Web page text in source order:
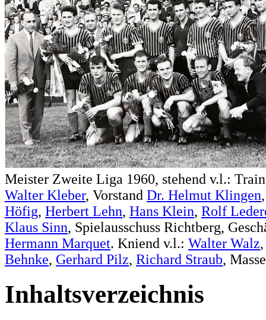
Meister Zweite Liga 1960, stehend v.l.:
Walter Kleber, Vorstand Dr. Helmut Klingen
Höfig, Herbert Lehn, Hans Klein, Rolf
Klaus Sinn, Spielausschuss Richtberg,
Hermann Marquet. Kniend v.l.: Walter Walz
Behnke, Gerhard Pilz, Richard Straub,
Inhaltsverzeichnis